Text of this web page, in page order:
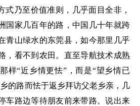
式乃至价值准则，几乎面目全非，
国家几百年的路，中国几十年就跨
青山绿水的东莞县，如今那里几乎
，看不到农田。直至导航技术成熟
样“近乡情更怯”，而是“望乡情已
的路而怯于返乡拜访父老乡亲，几
车路边等待朋友前来带路。说出来